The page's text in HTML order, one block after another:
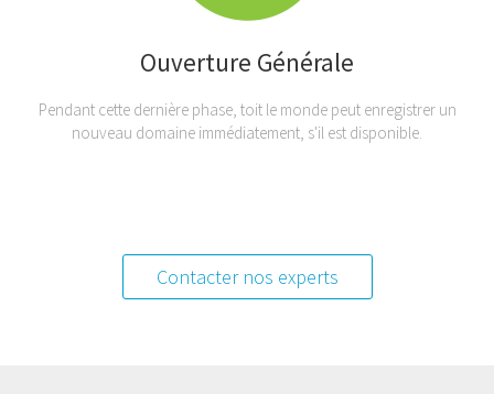
Ouverture Générale
Pendant cette dernière phase, toit le monde peut enregistrer un
nouveau domaine immédiatement, s'il est disponible.
Contacter nos experts